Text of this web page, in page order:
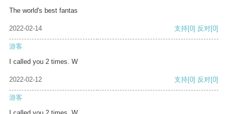
The world's best fantas
2022-02-14 支持[0] 反对[0]
游客
I called you 2 times. W
2022-02-12 支持[0] 反对[0]
游客